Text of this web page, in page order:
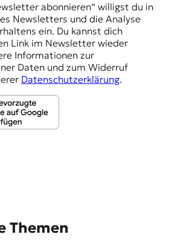
abonnieren“ willigst du in
Newsletters und die Analyse
ein. Du kannst dich
Link im Newsletter wieder
Informationen zur
Daten und zum Widerruf
Datenschutzerklärung.
Themen